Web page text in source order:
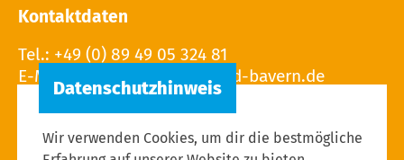
Kontaktdaten
Tel.: +49 (0) 89 49 05 324 81
E-Mail:
Wir verwenden Cookies, um dir die bestmögliche